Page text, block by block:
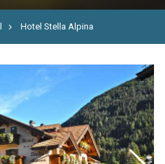
Hotel Stella Alpina